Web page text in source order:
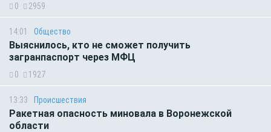
0 2959
14:01 Общество
Выяснилось, кто не сможет получить
загранпаспорт через МФЦ
0 1927
13:33 Происшествия
Ракетная опасность миновала в Воронежской
области